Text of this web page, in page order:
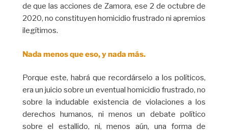
de que las acciones de Zamora, ese 2 de octubre de
2020, no constituyen homicidio frustrado ni apremios
ilegítimos.
Nada menos que eso, y nada más.
Porque este, habrá que recordárselo a los políticos,
era un juicio sobre un eventual homicidio frustrado, no
sobre la indudable existencia de violaciones a los
derechos humanos, ni menos un debate político
sobre el estallido, ni, menos aún, una forma de